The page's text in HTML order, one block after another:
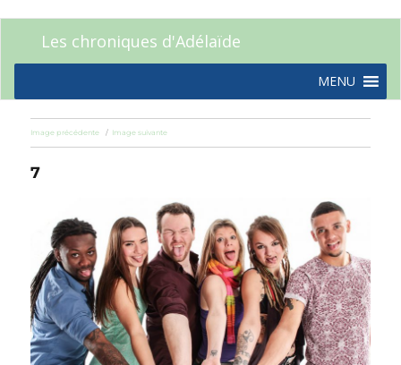
Les chroniques d'Adélaïde
MENU
Image précédente Image suivante
7